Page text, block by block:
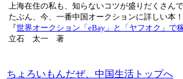
上海在住の私も、知らないコツが盛りだくさんで
たぶん、今、一番中国オークションに詳しい本！
『世界オークション「eBay」と「ヤフオク」で
立石 太一 著
ちょろいもんだぜ、中国生活トップへ